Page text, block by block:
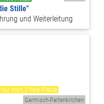
Stille"
und Weiterleitung
Nur noch 2 freie Plätze
Garmisch-Partenkirchen